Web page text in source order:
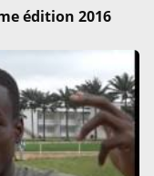
édition 2016